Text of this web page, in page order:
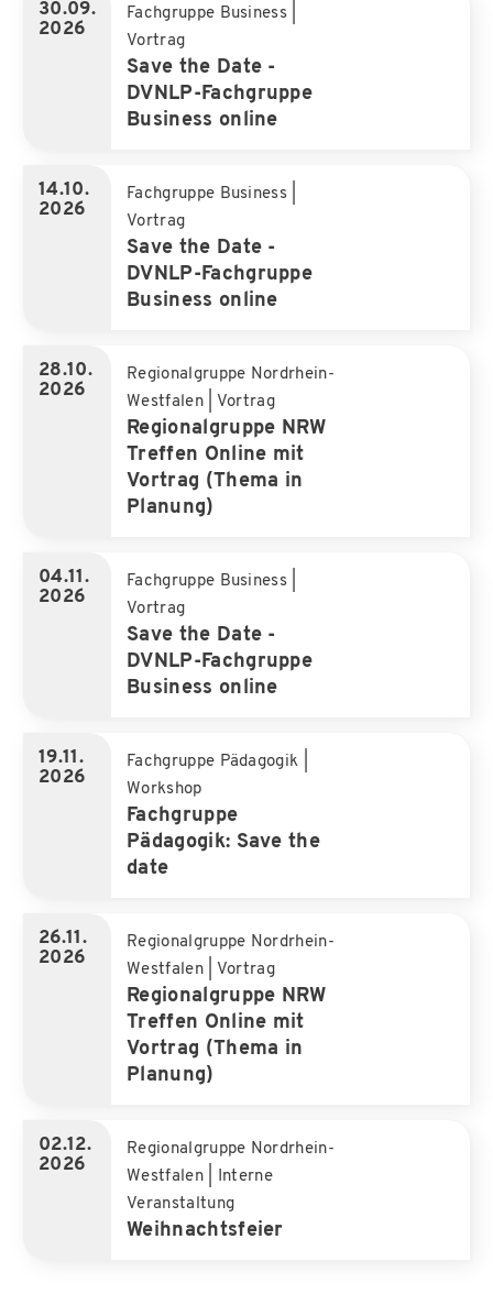
30.09.
2026
Fachgruppe Business
Vortrag
Save the Date -
DVNLP-Fachgruppe
Business online
14.10.
2026
Fachgruppe Business
Vortrag
Save the Date -
DVNLP-Fachgruppe
Business online
28.10.
2026
Regionalgruppe Nordrhein-
Westfalen
Vortrag
Regionalgruppe NRW
Treffen Online mit
Vortrag (Thema in
Planung)
04.11.
2026
Fachgruppe Business
Vortrag
Save the Date -
DVNLP-Fachgruppe
Business online
19.11.
2026
Fachgruppe Pädagogik
Workshop
Fachgruppe
Pädagogik: Save the
date
26.11.
2026
Regionalgruppe Nordrhein-
Westfalen
Vortrag
Regionalgruppe NRW
Treffen Online mit
Vortrag (Thema in
Planung)
02.12.
2026
Regionalgruppe Nordrhein-
Westfalen
Interne
Veranstaltung
Weihnachtsfeier